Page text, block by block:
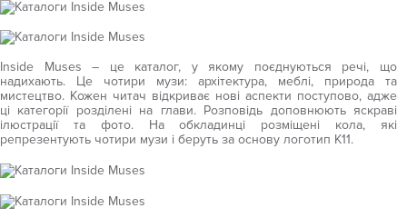
Inside Muses – це каталог, у якому поєднуються речі, що
надихають. Це чотири музи: архітектура, меблі, природа та
мистецтво. Кожен читач відкриває нові аспекти поступово, адже
ці категорії розділені на глави. Розповідь доповнюють яскраві
ілюстрації та фото. На обкладинці розміщені кола, які
репрезентують чотири музи і беруть за основу логотип К11.